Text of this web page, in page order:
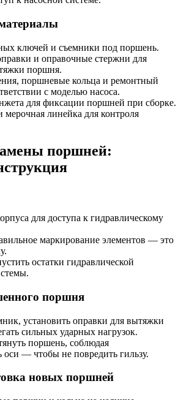
ключей и съемники под поршень.
и оправочные стержни для
поршня.
поршневые кольца и ремонтный
с моделью насоса.
для фиксации поршней при сборке.
линейка для контроля
поршней:
для доступа к гидравлическому
маркирование элементов — это
остатки гидравлической
поршня
установить оправки для вытяжки
сильных ударных нагрузок.
поршень, соблюдая
оси — чтобы не повредить гильзу.
новых поршней